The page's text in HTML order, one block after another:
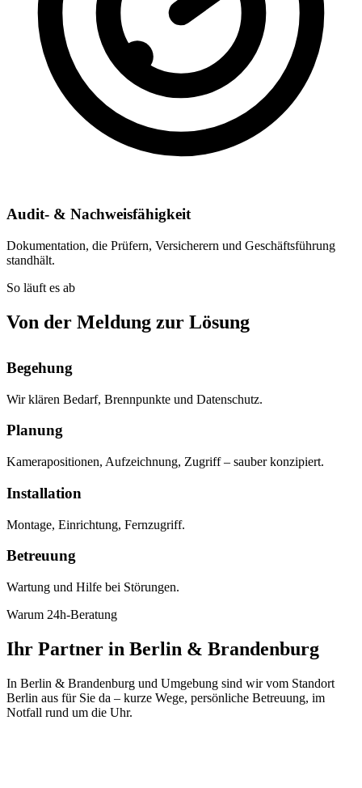
Audit- & Nachweisfähigkeit
Dokumentation, die Prüfern, Versicherern und Geschäftsführung
standhält.
So läuft es ab
Von der Meldung zur Lösung
Begehung
Wir klären Bedarf, Brennpunkte und Datenschutz.
Planung
Kamerapositionen, Aufzeichnung, Zugriff – sauber konzipiert.
Installation
Montage, Einrichtung, Fernzugriff.
Betreuung
Wartung und Hilfe bei Störungen.
Warum 24h-Beratung
Ihr Partner in Berlin & Brandenburg
In Berlin & Brandenburg und Umgebung sind wir vom Standort
Berlin aus für Sie da – kurze Wege, persönliche Betreuung, im
Notfall rund um die Uhr.